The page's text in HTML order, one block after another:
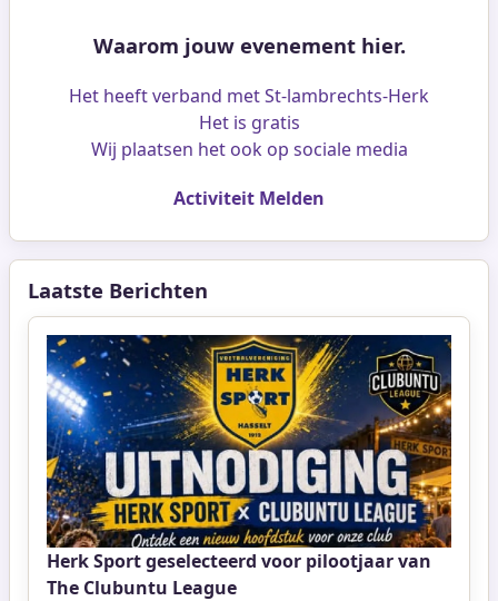
Waarom jouw evenement hier.
Het heeft verband met St-lambrechts-Herk
Het is gratis
Wij plaatsen het ook op sociale media
Activiteit Melden
Laatste Berichten
Herk Sport geselecteerd voor pilootjaar van
The Clubuntu League